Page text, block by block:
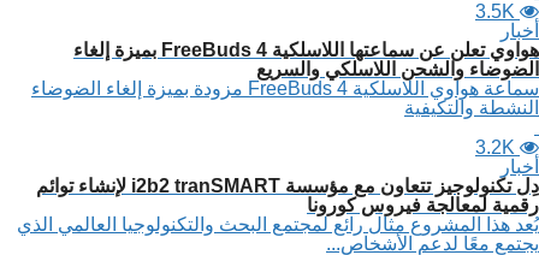
3.5K
أخبار
هواوي تعلن عن سماعتها اللاسلكية FreeBuds 4 بميزة إلغاء
الضوضاء والشحن اللاسلكي والسريع
سماعة هواوي اللاسلكية FreeBuds 4 مزودة بميزة إلغاء الضوضاء
النشطة والتكيفية
3.2K
أخبار
دِل تكنولوجيز تتعاون مع مؤسسة i2b2 tranSMART لإنشاء توائم
رقمية لمعالجة فيروس كورونا
يُعد هذا المشروع مثال رائع لمجتمع البحث والتكنولوجيا العالمي الذي
يجتمع معًا لدعم الأشخاص...